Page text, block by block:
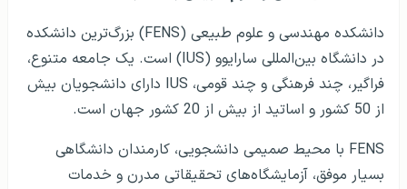
دانشکده مهندسی و علوم طبیعی (FENS) بزرگ‌ترین دانشکده
در دانشگاه بین‌المللی سارایوو (IUS) است. یک جامعه متنوع،
فراگیر، چند فرهنگی و چند قومی، IUS دارای دانشجویان بیش
از 50 کشور و اساتید از بیش از 20 کشور جهان است.
FENS با محیط صمیمی دانشجویی، کارمندان دانشگاهی
بسیار موفق، آزمایشگاه‌های تحقیقاتی مدرن و خدمات